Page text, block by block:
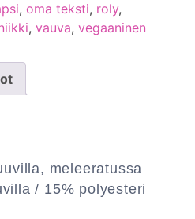
, oma teksti, roly,
, vauva, vegaaninen
meleeratussa
/ 15% polyesteri